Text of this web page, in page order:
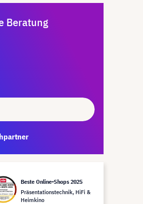
Beratung
Beste Online-Shops 2025
Präsentationstechnik, HiFi &
Heimkino